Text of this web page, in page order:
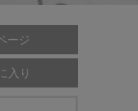
ージ
入り